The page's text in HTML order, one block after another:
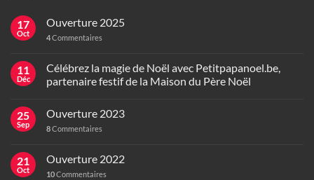
17
Oct
Ouverture 2025
4Commentaires
11
Déc
Célébrez la magie de Noël avec Petitpapanoel.be,
partenaire festif de la Maison du Père Noël
25
Sep
Ouverture 2023
8Commentaires
21
Oct
Ouverture 2022
10Commentaires